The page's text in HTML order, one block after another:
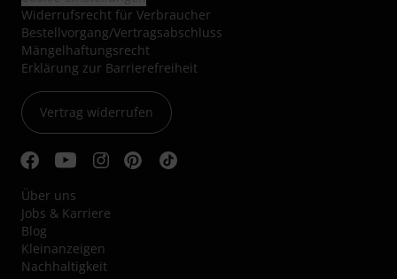
Widerrufsrecht für Verbraucher
Bestellvorgang/Vertragsabschluss
Mängelhaftungsrecht
Erklärung zur Barrierefreiheit
Vertrag widerrufen
Über uns
Jobs & Karriere
Blog
Kleinanzeigen
Nachhaltigkeit